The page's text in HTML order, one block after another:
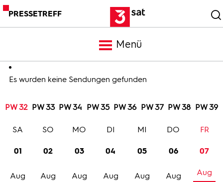
PRESSETREFF
Menü
Meldungen
Programm
Trailer
Es wurden keine Sendungen gefunden
PW 32 PW 33 PW 34 PW 35 PW 36 PW 37 PW 38 PW 39
01
Aug
SA
02
Aug
SO
03
Aug
MO
04
Aug
DI
05
Aug
MI
06
Aug
DO
07
Aug
FR